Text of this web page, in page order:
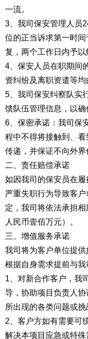
一流。
3、我司保安管理人员
位的正当诉求第一时
复，两个工作日内予以
4、保安人员在职期间
资纠纷及离职资遣等均
5、我司保安纠察队实
馈队伍管理信息，以确
6、保密承诺：我司保
程中不得将接触到、
传递，并保证不向外界
二、责任赔偿承诺
如因我司的保安员在
严重失职行为导致客
定，我司将依法承担
人民币壹佰万元）。
三、增值服务承诺
我司将为客户单位提
根据自身需求提前与我
1、对新合作客户，我
导，协助项目负责人
所出现的各类问题或挑
2、客户方如有需要可
解决本项目应急或特